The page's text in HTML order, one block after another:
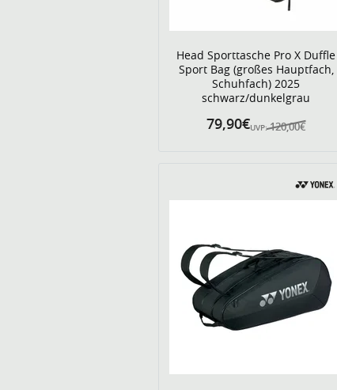
Head Sporttasche Pro X Duffle
Sport Bag (großes Hauptfach,
Schuhfach) 2025
schwarz/dunkelgrau
UVP: 120,00€
79,90€